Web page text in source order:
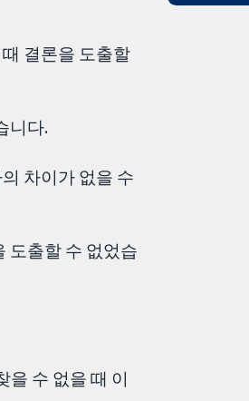
결론을 도출할
니다.
차이가 없을 수
도출할 수 없었습
을 수 없을 때 이